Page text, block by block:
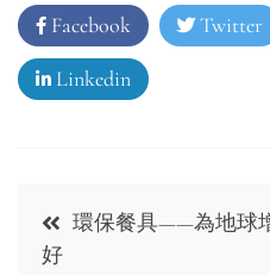
Facebook Twitter
Linkedin
Post
navigation
環保餐具——為地球
好